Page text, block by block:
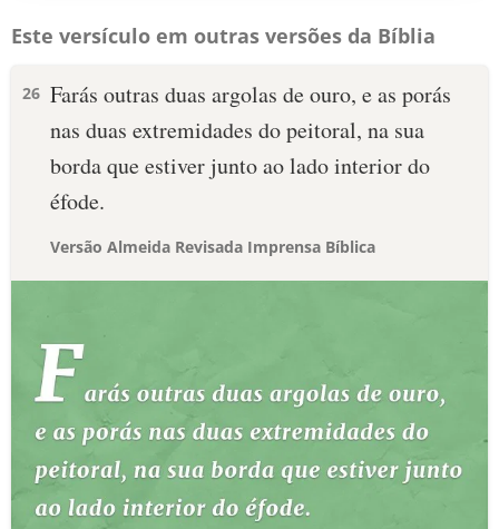
Este versículo em outras versões da Bíblia
26 Farás outras duas argolas de ouro, e as porás
nas duas extremidades do peitoral, na sua
borda que estiver junto ao lado interior do
éfode.
Versão Almeida Revisada Imprensa Bíblica